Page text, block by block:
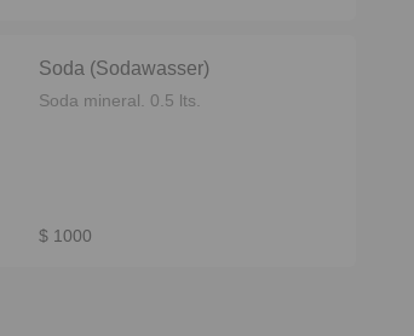
Soda (Sodawasser)
Soda mineral. 0.5 lts.
$ 1000